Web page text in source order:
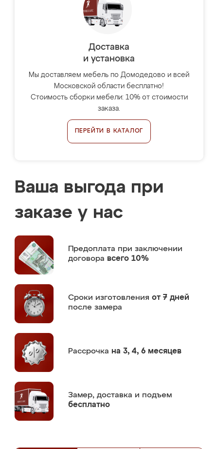
Доставка
и установка
Мы доставляем мебель по Домодедово и всей
Московской области бесплатно!
Стоимость сборки мебели: 10% от стоимости
заказа.
ПЕРЕЙТИ В КАТАЛОГ
Ваша выгода при
заказе у нас
Предоплата при заключении
договора всего 10%
Сроки изготовления от 7 дней
после замера
Рассрочка на 3, 4, 6 месяцев
Замер, доставка и подъем
бесплатно